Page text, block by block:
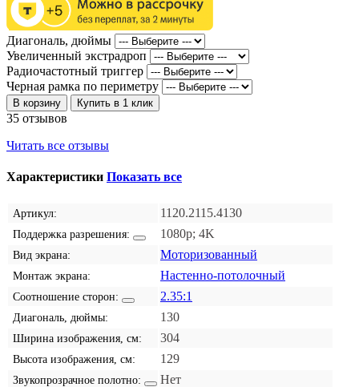
Диагональ, дюймы
Увеличенный экстрадроп
Радиочастотный триггер
Черная рамка по периметру
В корзину Купить в 1 клик
35 отзывов
Читать все отзывы
Характеристики Показать все
Артикул: 1120.2115.4130
Поддержка разрешения: 1080p; 4K
Вид экрана: Моторизованный
Монтаж экрана: Настенно-потолочный
Соотношение сторон: 2.35:1
Диагональ, дюймы: 130
Ширина изображения, см: 304
Высота изображения, см: 129
Звукопрозрачное полотно: Нет